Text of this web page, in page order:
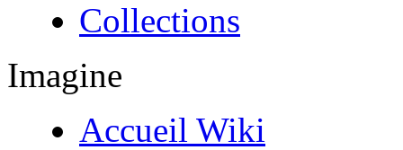
Collections
Imagine
Accueil Wiki